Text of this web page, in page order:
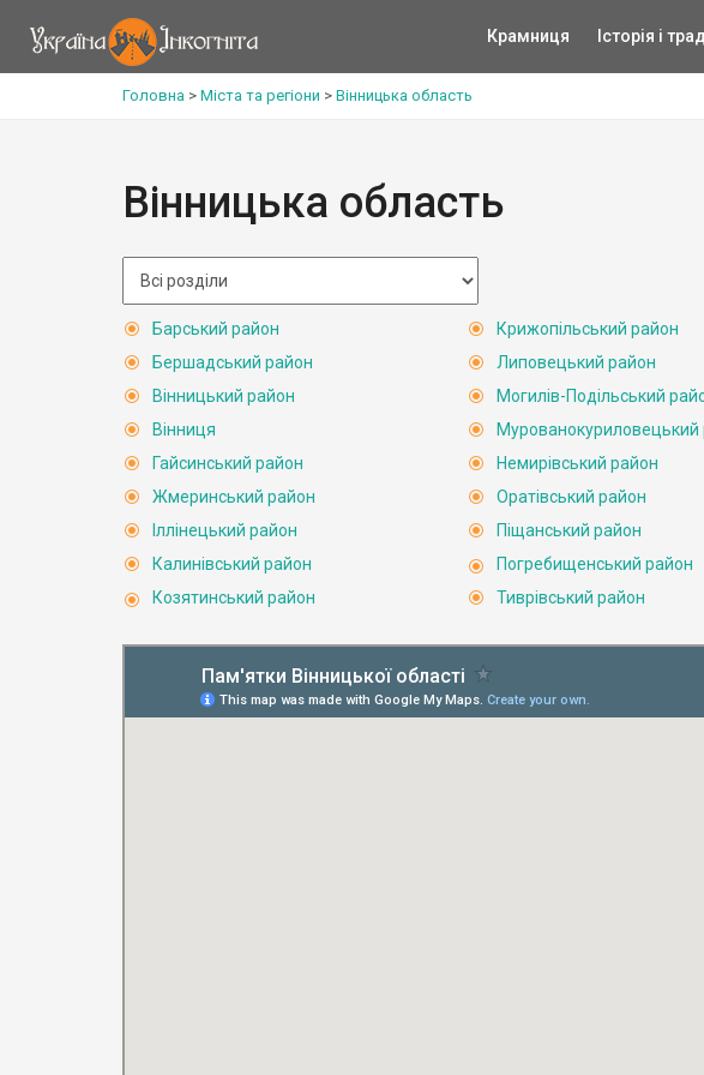
Крамниця Історія і
Головна > Міста та регіони > Вінницька область
Вінницька область
Барський район
Бершадський район
Вінницький район
Вінниця
Гайсинський район
Жмеринський район
Іллінецький район
Калинівський район
Козятинський район
Крижопільський район
Липовецький район
Могилів-Подільський
Мурованокуриловецький
Немирівський район
Оратівський район
Піщанський район
Погребищенський район
Тиврівський район